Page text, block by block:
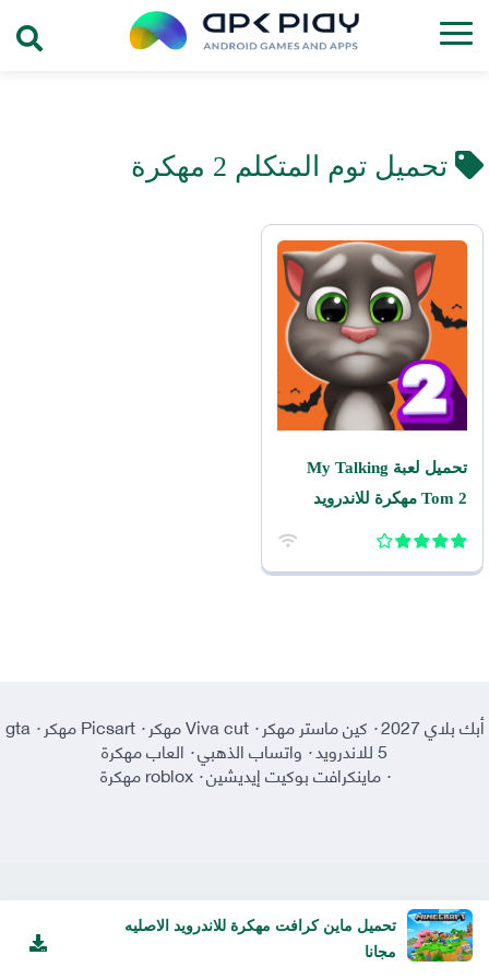
تحميل توم المتكلم 2 مهكرة
تحميل لعبة My Talking
Tom 2 مهكرة للاندرويد
تحميل ماين كرافت مهكرة للاندرويد الاصليه
مجانا
أبك بلاي 2027 · كين ماستر مهكر·Viva cut مهكر ·Picsart مهكر ·
gta
5 للاندرويد ·واتساب الذهبي· العاب مهكرة
·ماينكرافت بوكيت إيديشين·roblox مهكرة